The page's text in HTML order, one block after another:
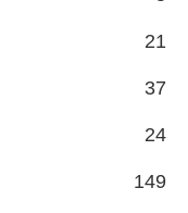
21
37
24
149